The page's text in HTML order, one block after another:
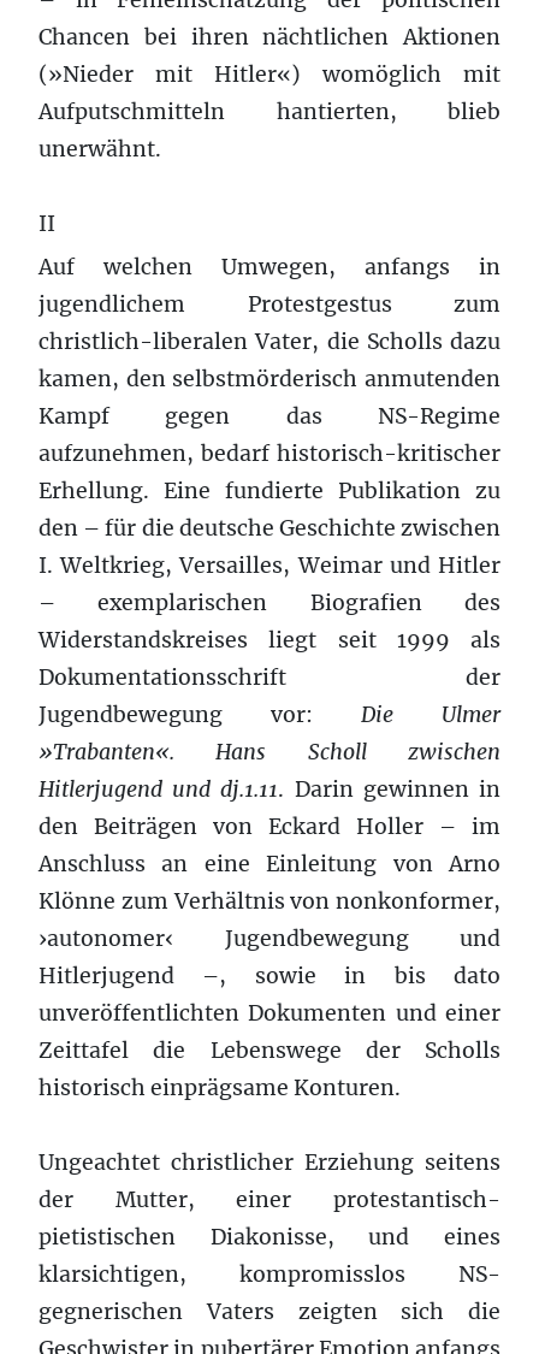
Chancen bei ihren nächtlichen Aktionen
(»Nieder mit Hitler«) womöglich mit
Aufputschmitteln hantierten, blieb
unerwähnt.
II
Auf welchen Umwegen, anfangs in
jugendlichem Protestgestus zum
christlich-liberalen Vater, die Scholls dazu
kamen, den selbstmörderisch anmutenden
Kampf gegen das NS-Regime
aufzunehmen, bedarf historisch-kritischer
Erhellung. Eine fundierte Publikation zu
den – für die deutsche Geschichte zwischen
I. Weltkrieg, Versailles, Weimar und Hitler
– exemplarischen Biografien des
Widerstandskreises liegt seit 1999 als
Dokumentationsschrift der
Jugendbewegung vor: Die Ulmer
»Trabanten«. Hans Scholl zwischen
Hitlerjugend und dj.1.11. Darin gewinnen in
den Beiträgen von Eckard Holler – im
Anschluss an eine Einleitung von Arno
Klönne zum Verhältnis von nonkonformer,
›autonomer‹ Jugendbewegung und
Hitlerjugend –, sowie in bis dato
unveröffentlichten Dokumenten und einer
Zeittafel die Lebenswege der Scholls
historisch einprägsame Konturen.
Ungeachtet christlicher Erziehung seitens
der Mutter, einer protestantisch-
pietistischen Diakonisse, und eines
klarsichtigen, kompromisslos NS-
gegnerischen Vaters zeigten sich die